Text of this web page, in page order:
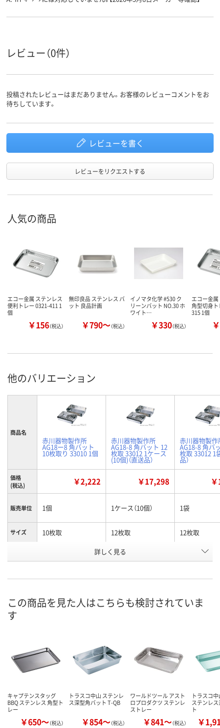
レビュー（0件）
投稿されたレビューはまだありません。お客様のレビューコメントをお
待ちしています。
レビューを書く
レビューをリクエストする
人気の商品
エコー金属 ステンレス
便利トレー 0321-411 1
個
￥156（税込）
無印良品 ステンレス バ
ット 良品計画
￥790～（税込）
イノマタ化学 #530 ク
リーンバット NO.30 ホ
ワイト…
￥330（税込）
エコー金
角型切身ト
315 1個
他のバリエーション
商品名
赤川器物製作所
AG18ー8 角バット
10枚取り 33010 1個
赤川器物製作所
AG18-8 角バット 12
枚取 33012 1ケース
(10個)（直送品）
赤川器物製作
AG18-8 角バ
枚取 33012 1
品）
価格
(税込)
￥2,222 ￥17,298
販売単位 1個 1ケース（10個） 1袋
サイズ 10枚取 12枚取 12枚取
UE32942 UE32617
お届け日 8月8日（土） 8月26日（水）まで 8月26日（水）
カゴへ カゴへ カ
詳しく見る
この商品を見た人はこちらも検討されていま
す
キャプテンスタッグ
BBQ ステンレス 角型ト
レー
￥650～（税込）
トラスコ中山 ステンレ
ス深型角バット T-QB
￥854～（税込）
ワールドツール アスト
ロプロダクツ ステンレ
ストレー
￥841～（税込）
トラスコ
ステンレ
ト
￥